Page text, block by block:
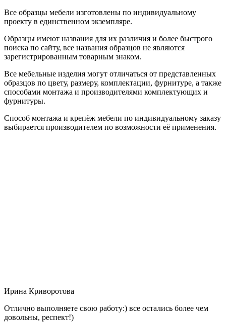
Все образцы мебели изготовлены по индивидуальному
проекту в единственном экземпляре.
Образцы имеют названия для их различия и более быстрого
поиска по сайту, все названия образцов не являются
зарегистрированным товарным знаком.
Все мебельные изделия могут отличаться от представленных
образцов по цвету, размеру, комплектации, фурнитуре, а также
способами монтажа и производителями комплектующих и
фурнитуры.
Способ монтажа и крепёж мебели по индивидуальному заказу
выбирается производителем по возможности её применения.
Ирина Криворотова
Отлично выполняете свою работу:) все остались более чем
довольны, респект!)